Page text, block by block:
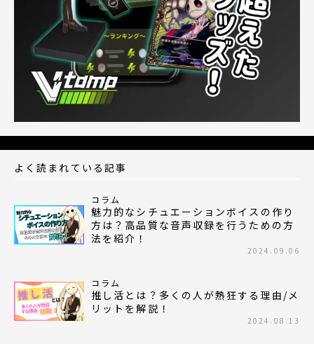
よく読まれている記事
コラム
魅力的なシチュエーションボイスの作り
方は？高品質な音声収録を行うための方
法を紹介！
2024.09.06
コラム
推し活とは？多くの人が熱狂する理由/メ
リットを解説！
2024.08.13